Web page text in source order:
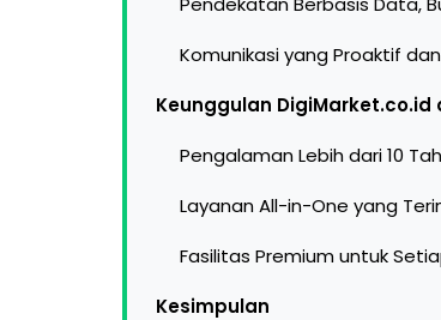
Komunikasi yang Proaktif
Keunggulan
Pengalaman Lebih dari 10
Layanan All-in-One yang
Fasilitas Premium untuk
Kesimpulan